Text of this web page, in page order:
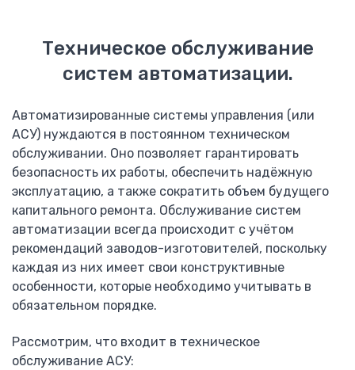
Контакторы А
Реле, таймеры, контроля
GESTRA
Датчики уровня NRG
Датчики проводимости LRG
Контроллеры и терминалы
Клапана непрерывной продувки BAE
Клапана периодической продувки MPA
Клапана регулирующие ZK
Schneider-Electric
Контроллеры
Преобразователи частоты Altivar
Устройства плавного пуска Altistart
Выключатель EasyPact
Техническое обслуживание
систем автоматизации.
Автоматизированные системы управления (или
АСУ) нуждаются в постоянном техническом
обслуживании. Оно позволяет гарантировать
безопасность их работы, обеспечить надёжную
эксплуатацию, а также сократить объем будущего
капитального ремонта. Обслуживание систем
автоматизации всегда происходит с учётом
рекомендаций заводов-изготовителей, поскольку
каждая из них имеет свои конструктивные
особенности, которые необходимо учитывать в
обязательном порядке.
Рассмотрим, что входит в техническое
обслуживание АСУ: